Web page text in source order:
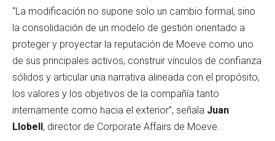
“La modificación no supone solo un cambio formal, sino
la consolidación de un modelo de gestión orientado a
proteger y proyectar la reputación de Moeve como uno
de sus principales activos, construir vínculos de confianza
sólidos y articular una narrativa alineada con el propósito,
los valores y los objetivos de la compañía tanto
internamente como hacia el exterior”, señala Juan
Llobell, director de Corporate Affairs de Moeve.